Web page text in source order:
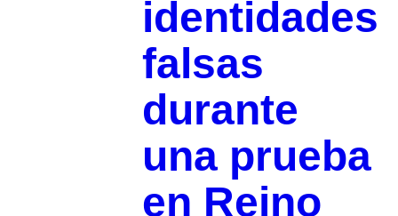
identidades
falsas
durante
una prueba
en Reino